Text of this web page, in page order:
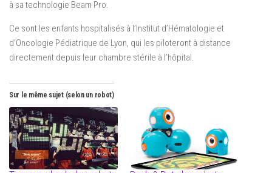
à sa technologie Beam Pro.
Ce sont les enfants hospitalisés à l’Institut d’Hématologie et
d’Oncologie Pédiatrique de Lyon, qui les piloteront à distance
directement depuis leur chambre stérile à l’hôpital.
Sur le même sujet (selon un robot)